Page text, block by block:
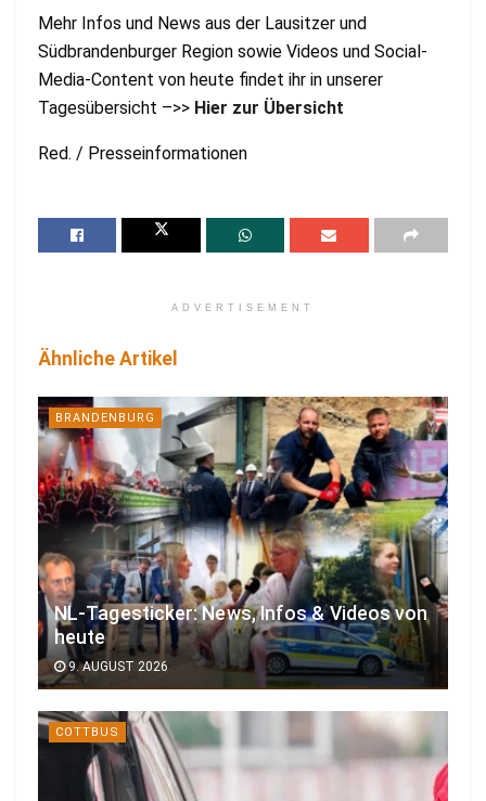
Mehr Infos und News aus der Lausitzer und
Südbrandenburger Region sowie Videos und Social-
Media-Content von heute findet ihr in unserer
Tagesübersicht –>> Hier zur Übersicht
Red. / Presseinformationen
ADVERTISEMENT
Ähnliche Artikel
BRANDENBURG
NL-Tagesticker: News, Infos & Videos von
heute
9. AUGUST 2026
COTTBUS